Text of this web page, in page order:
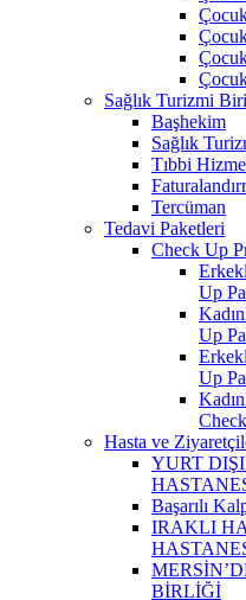
Sağlık Turizmi
Başhekim
Sağlık
Tıbbi
Tercüman
Tedavi Paketleri
Check Up
Up
Up
Up
Hasta ve
YURT
Başarılı
IRAKLI
BİRLİĞİ